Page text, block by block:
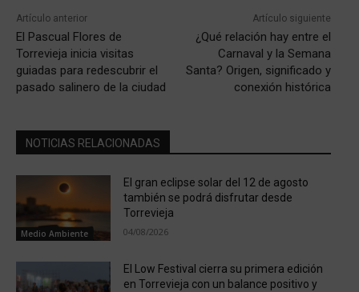
Artículo anterior
El Pascual Flores de
Torrevieja inicia visitas
guiadas para redescubrir el
pasado salinero de la ciudad
Artículo siguiente
¿Qué relación hay entre el
Carnaval y la Semana
Santa? Origen, significado y
conexión histórica
NOTICIAS RELACIONADAS
Medio Ambiente
El gran eclipse solar del 12 de agosto
también se podrá disfrutar desde
Torrevieja
04/08/2026
El Low Festival cierra su primera edición
en Torrevieja con un balance positivo y